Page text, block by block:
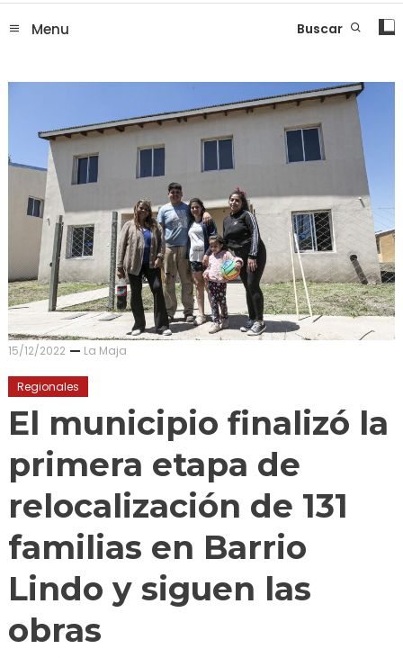
Menu Buscar
15/12/2022 La Maja
Regionales
El municipio finalizó la
primera etapa de
relocalización de 131
familias en Barrio
Lindo y siguen las
obras